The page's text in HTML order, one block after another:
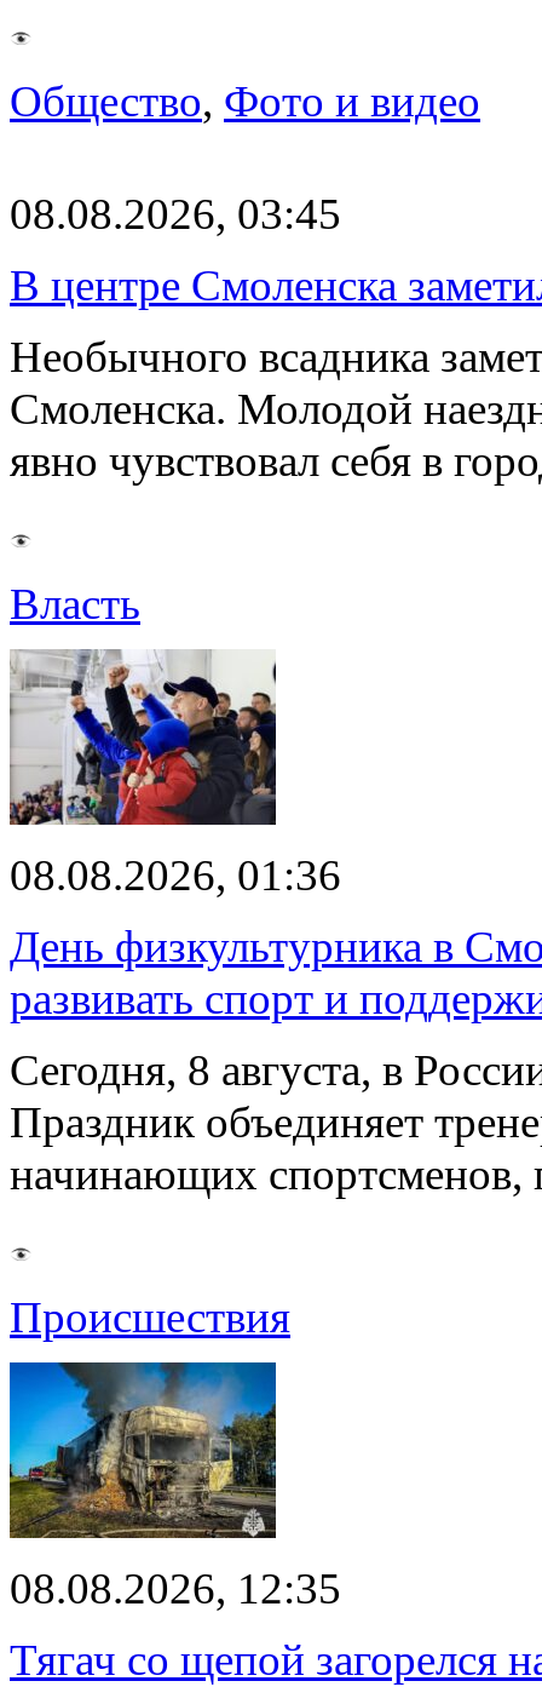
Общество, Фото и видео
08.08.2026, 03:45
В центре Смоленска
Необычного всадника
Смоленска. Молодой
явно чувствовал себя в
Власть
08.08.2026, 01:36
День физкультурника в
развивать спорт и
Сегодня, 8 августа, в
Праздник объединяет
начинающих
Происшествия
08.08.2026, 12:35
Тягач со щепой загорелся